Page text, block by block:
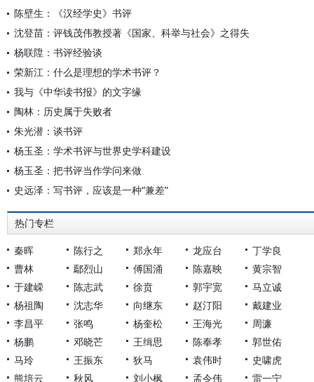
陈壁生：《汉经学史》书评
沈登苗：评钱茂伟教授著《国家、科举与社会》之得失
杨联陞：书评经验谈
荣新江：什么是理想的学术书评？
我与《中华读书报》的文字缘
陶林：历史属于失败者
朱光潜：谈书评
杨玉圣：学术书评与世界史学科建设
杨玉圣：把书评当作学问来做
史远泽：写书评，应该是一种“兼差”
热门专栏
秦晖 陈行之 郑永年 龙应台
丁学良
曹林
鄢烈山 傅国涌 陈嘉映
黄宗智
于建嵘
陈志武 徐贲 郭宇宽
马立诚
杨祖陶
沈志华 向继东 赵汀阳
戴建业
李昌平
张鸣 杨奎松 王海光
周濂
杨鹏
邓晓芒 王缉思 陈奉孝
郭世佑
马玲
王振东 狄马 袁伟时
史啸虎
熊培云
秋风 刘小枫 孟令伟 雷一宁